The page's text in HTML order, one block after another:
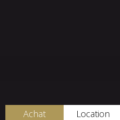
Achat Location